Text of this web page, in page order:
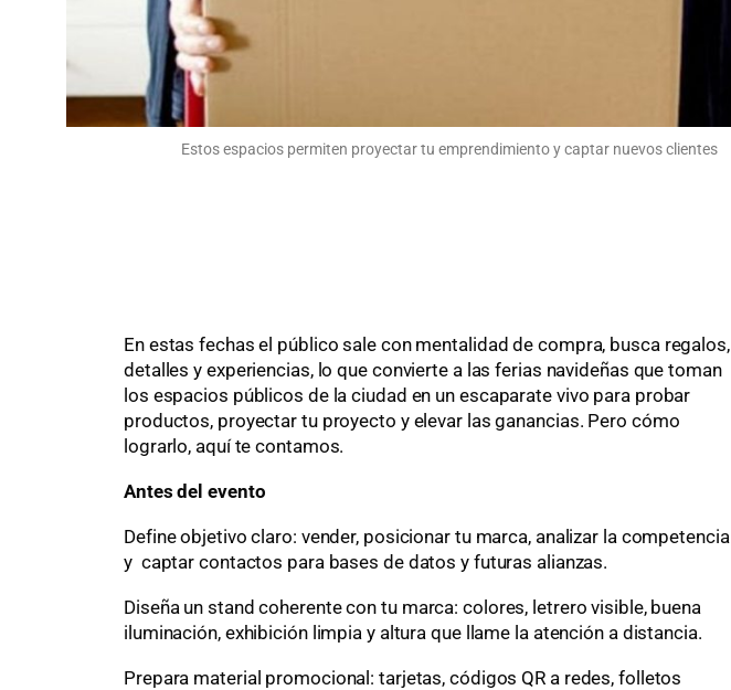
Estos espacios permiten proyectar tu emprendimiento y captar nuevos clientes
En estas fechas el público sale con mentalidad de compra, busca regalos,
detalles y experiencias, lo que convierte a las ferias navideñas que toman
los espacios públicos de la ciudad en un escaparate vivo para probar
productos, proyectar tu proyecto y elevar las ganancias. Pero cómo
lograrlo, aquí te contamos.
Antes del evento
Define objetivo claro: vender, posicionar tu marca, analizar la competencia
y captar contactos para bases de datos y futuras alianzas.
Diseña un stand coherente con tu marca: colores, letrero visible, buena
iluminación, exhibición limpia y altura que llame la atención a distancia.
Prepara material promocional: tarjetas, códigos QR a redes, folletos